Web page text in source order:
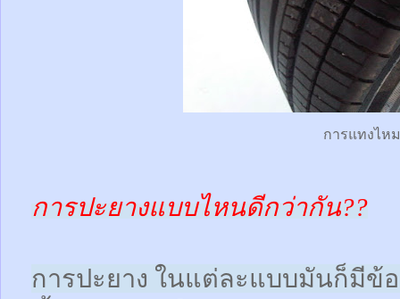
การแทงไหม
การปะยางแบบไหนดีกว่ากัน??
การปะยาง ในแต่ละแบบมันก็มีข้